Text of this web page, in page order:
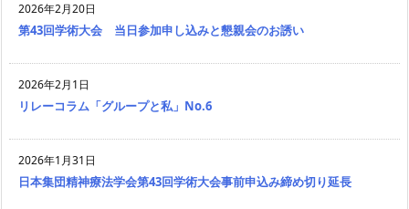
2026年2月20日
第43回学術大会 当日参加申し込みと懇親会のお誘い
2026年2月1日
リレーコラム「グループと私」No.6
2026年1月31日
日本集団精神療法学会第43回学術大会事前申込み締め切り延長